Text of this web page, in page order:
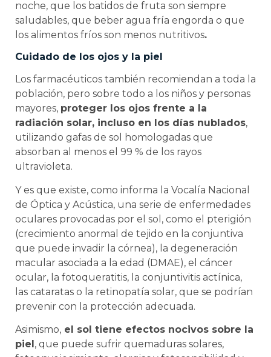
noche, que los batidos de fruta son siempre
saludables, que beber agua fría engorda o que
los alimentos fríos son menos nutritivos.
Cuidado de los ojos y la piel
Los farmacéuticos también recomiendan a toda la
población, pero sobre todo a los niños y personas
mayores, proteger los ojos frente a la
radiación solar, incluso en los días nublados,
utilizando gafas de sol homologadas que
absorban al menos el 99 % de los rayos
ultravioleta.
Y es que existe, como informa la Vocalía Nacional
de Óptica y Acústica, una serie de enfermedades
oculares provocadas por el sol, como el pterigión
(crecimiento anormal de tejido en la conjuntiva
que puede invadir la córnea), la degeneración
macular asociada a la edad (DMAE), el cáncer
ocular, la fotoqueratitis, la conjuntivitis actínica,
las cataratas o la retinopatía solar, que se podrían
prevenir con la protección adecuada.
Asimismo, el sol tiene efectos nocivos sobre la
piel , que puede sufrir quemaduras solares,